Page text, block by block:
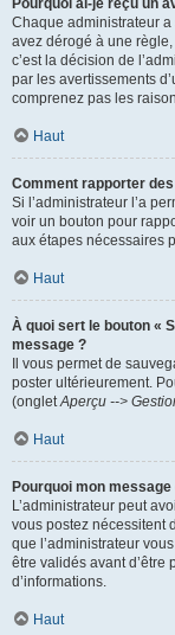
Pourquoi ai-je reçu un
Chaque administrateur
avez dérogé à une
c’est la décision de
par les avertissements
comprenez pas les
Haut
Comment rapporter
Si l’administrateur l’a
voir un bouton pour
aux étapes nécessaires
Haut
À quoi sert le bouton «
message ?
Il vous permet de
poster ultérieurement.
(ongletAperçu -->
Haut
Pourquoi mon
L’administrateur peut
vous postez nécessitent
que l’administrateur
être validés avant d’être
d’informations.
Haut